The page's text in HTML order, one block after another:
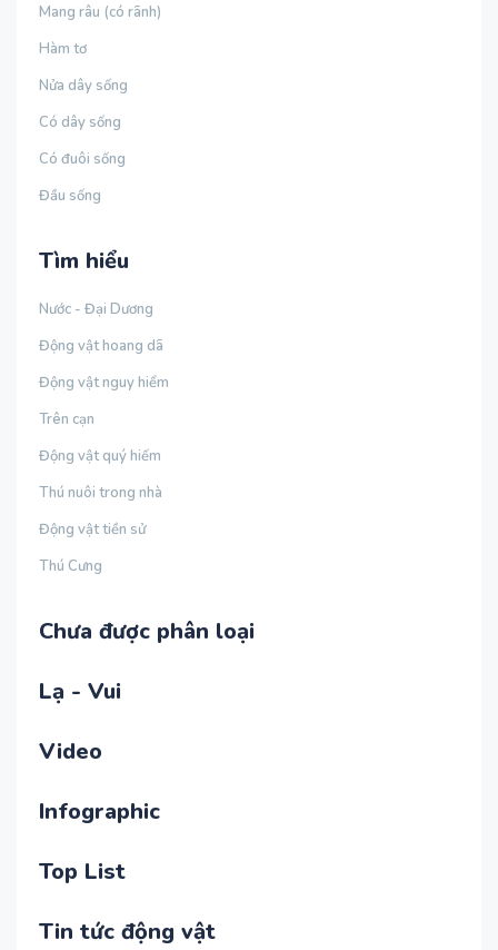
Mang râu (có rãnh)
Hàm tơ
Nửa dây sống
Có dây sống
Có đuôi sống
Đầu sống
Tìm hiểu
Nước - Đại Dương
Động vật hoang dã
Động vật nguy hiểm
Trên cạn
Động vật quý hiếm
Thú nuôi trong nhà
Động vật tiền sử
Thú Cưng
Chưa được phân loại
Lạ - Vui
Video
Infographic
Top List
Tin tức động vật